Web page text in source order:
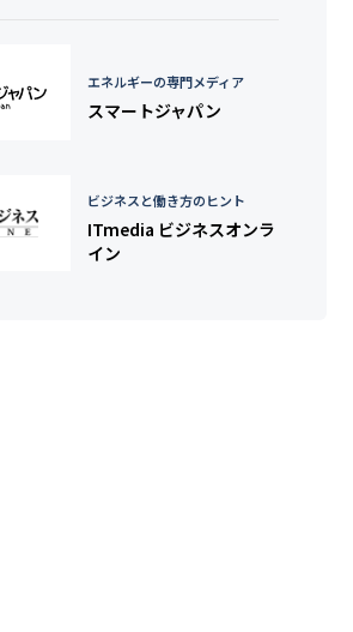
エネルギーの専門メディア
スマートジャパン
ビジネスと働き方のヒント
ITmedia ビジネスオンラ
イン